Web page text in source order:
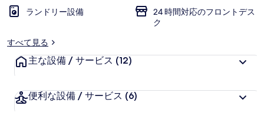
ビ
ー
ランドリー設備
24 時間対応のフロントデス
ク
すべて見る
主な設備 / サービス (12)
便利な設備 / サービス (6)